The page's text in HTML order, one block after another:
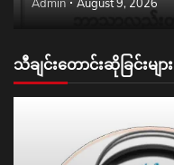
သီချင်းတောင်းဆိုခြင်းများ